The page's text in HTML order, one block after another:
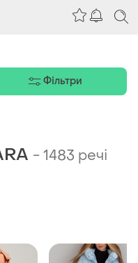
-1483 речі
Фільтри